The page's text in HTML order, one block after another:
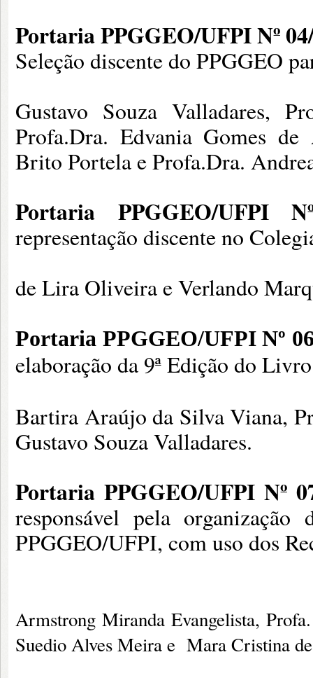
Portaria PPGGEO/UFPI Nº
Seleção discente do PPGGEO
Gustavo Souza Valladares,
Profa.Dra. Edvania Gomes
Brito Portela e Profa.Dra.
Portaria PPGGEO/UFPI
representação discente no
de Lira Oliveira e Verlando
Portaria PPGGEO/UFPI Nº
elaboração da 9ª Edição do
Bartira Araújo da Silva Viana,
Gustavo Souza Valladares.
Portaria PPGGEO/UFPI Nº
responsável pela
PPGGEO/UFPI, com uso dos
Armstrong Miranda Evangelista,
Suedio Alves Meira e Mara Cristina